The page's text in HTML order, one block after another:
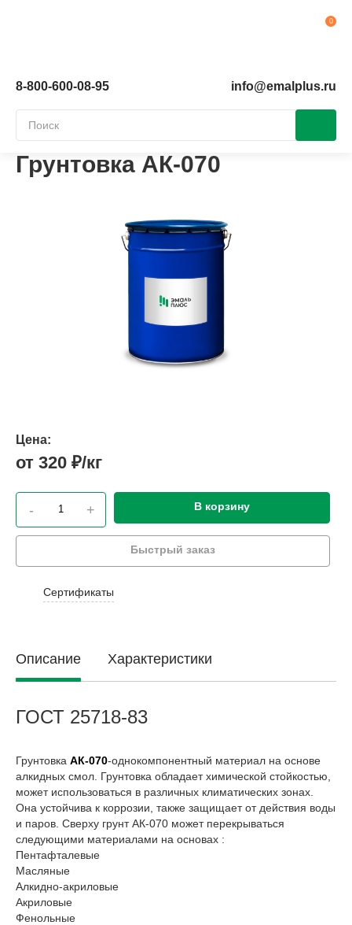
8-800-600-08-95 info@emalplus.ru
Грунтовка АК-070
Цена:
от 320 ₽/кг
- + В корзину
Быстрый заказ
Сертификаты
Описание Характеристики
ГОСТ 25718-83
Грунтовка АК-070-однокомпонентный материал на основе
алкидных смол. Грунтовка обладает химической стойкостью,
может использоваться в различных климатических зонах.
Она устойчива к коррозии, также защищает от действия воды
и паров. Сверху грунт АК-070 может перекрываться
следующими материалами на основах :
Пентафталевые
Масляные
Алкидно-акриловые
Акриловые
Фенольные